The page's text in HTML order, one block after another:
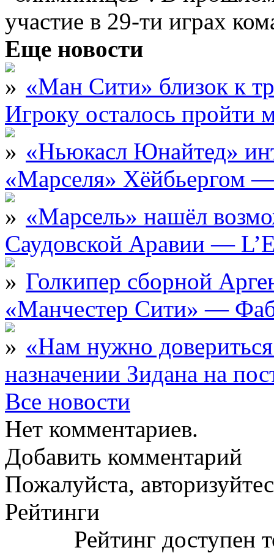
участие в 29-ти играх
Еще новости
«Ман Сити» близок к
Игроку осталось
«Ньюкасл Юнайтед»
«Марселя» Хёйбьергом
«Марсель» нашёл
Саудовской Аравии —
Голкипер сборной
«Манчестер Сити» —
«Нам нужно
назначении Зидана на
Все новости
Нет комментариев.
Добавить комментарий
Пожалуйста,
Рейтинги
Рейтинг доступен